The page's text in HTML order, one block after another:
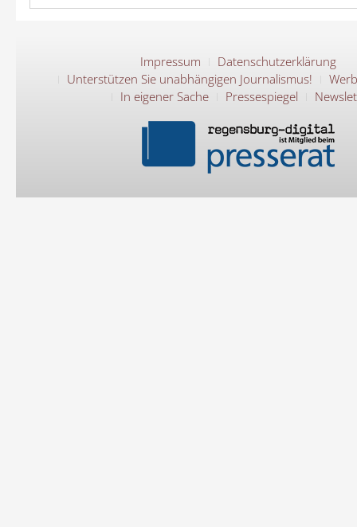
Impressum
Datenschutzerklärung
Unterstützen Sie unabhängigen Journalismus!
In eigener Sache
Pressespiegel